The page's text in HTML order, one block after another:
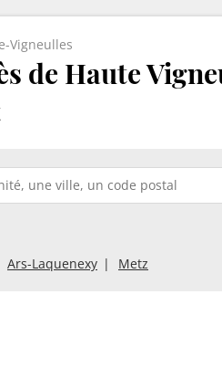
Vigneulles
de Haute
Ars-Laquenexy Metz